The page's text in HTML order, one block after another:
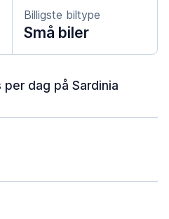
Billigste biltype
Små biler
dag på Sardinia